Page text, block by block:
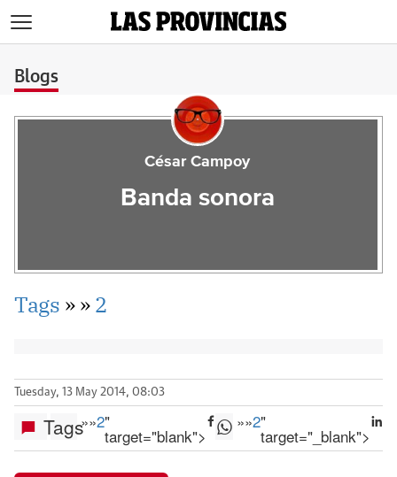
Blogs
César Campoy
Banda sonora
Tags »»2
Tuesday, 13 May 2014, 08:03
Tags»»2"
target="blank">
»»2"
target="_blank">